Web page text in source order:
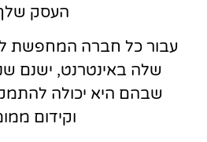
העסק
עבור כל חברה המחפשת
שלה באינטרנט, ישנם
שבהם היא יכולה
וקידום